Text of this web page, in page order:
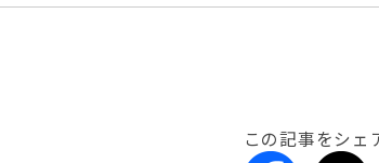
この記事をシェ